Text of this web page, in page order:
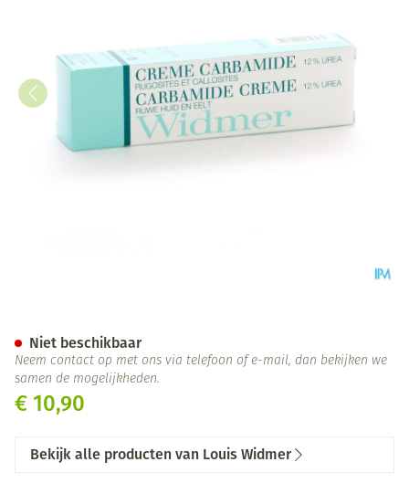
€ 10,90
Niet beschikbaar
Neem contact op met ons via telefoon of e-mail, dan bekijken we
samen de mogelijkheden.
Bekijk alle producten van Louis Widmer